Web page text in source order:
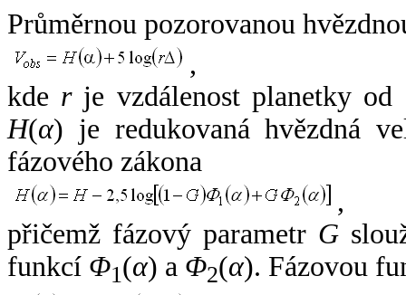
Průměrnou pozorovanou
,
kde rje vzdálenost planetky od
H(α) je redukovaná hvězdná
fázového zákona
,
přičemž fázový parametr G
funkcí Φ1(α) a Φ2(α). Fázovou